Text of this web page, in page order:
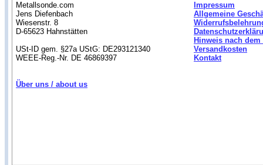
Metallsonde.com
Jens Diefenbach
Wiesenstr. 8
D-65623 Hahnstätten
USt-ID gem. §27a UStG: DE293121340
WEEE-Reg.-Nr. DE 46869397
Über uns / about us
Impressum
Allgemeine
Hinweis nach
Versandkosten
Kontakt